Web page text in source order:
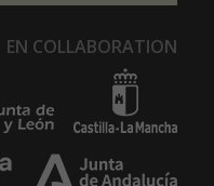
EN COLLABORATION